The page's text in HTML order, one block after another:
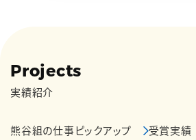
Projects
実績紹介
熊谷組の仕事ピックアップ 受賞実績